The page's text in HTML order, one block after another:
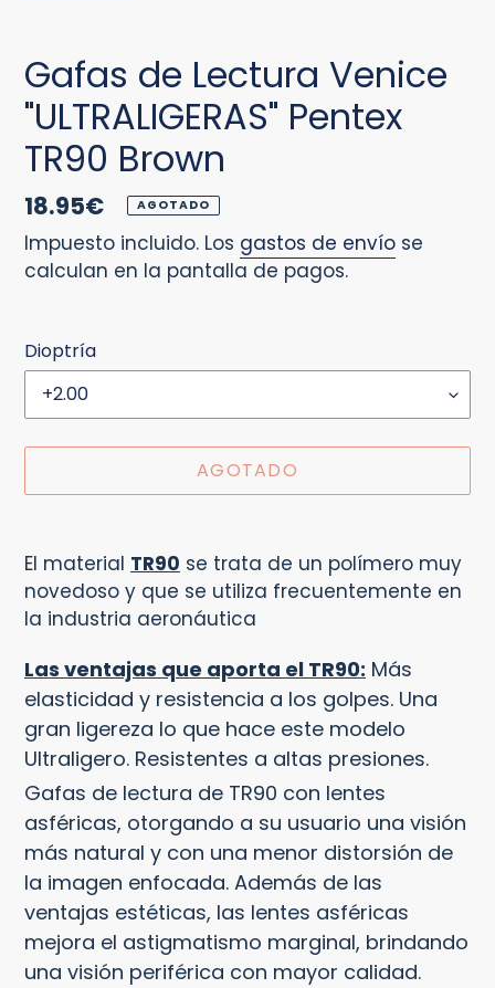
Gafas de Lectura Venice
"ULTRALIGERAS" Pentex
TR90 Brown
Precio
habitual
18.95€ AGOTADO
Impuesto incluido. Los gastos de envío se
calculan en la pantalla de pagos.
Dioptría
AGOTADO
el
producto
a
carrito
El material TR90 se trata de un polímero muy
novedoso y que se utiliza frecuentemente en
la industria aeronáutica
Las ventajas que aporta el TR90: Más
elasticidad y resistencia a los golpes. Una
gran ligereza lo que hace este modelo
Ultraligero. Resistentes a altas presiones.
Gafas de lectura de TR90 con lentes
asféricas, otorgando a su usuario una visión
más natural y con una menor distorsión de
la imagen enfocada. Además de las
ventajas estéticas, las lentes asféricas
mejora el astigmatismo marginal, brindando
una visión periférica con mayor calidad.